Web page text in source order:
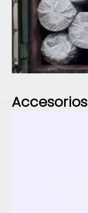
Accesorios